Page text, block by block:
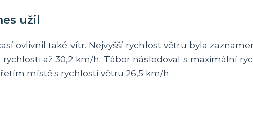
užil
ovlivnil také vítr. Nejvyšší rychlost větru byla
rychlosti až 30,2 km/h. Tábor následoval s maximální
místě s rychlostí větru 26,5 km/h.